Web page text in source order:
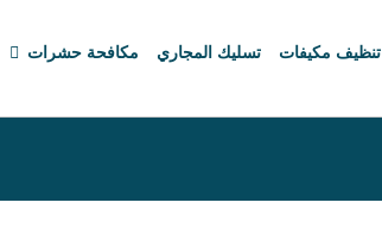
تنظيف مكيفات تسليك المجاري مكافحة حشرات